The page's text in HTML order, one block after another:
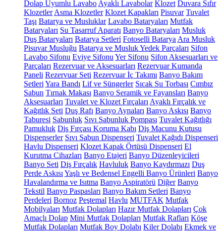
Dolap Uyumlu Lavabo Ayaklı Lavabolar Klozet Duvara Sıfır
Klozetler Asma Klozetler Klozet Kapakları Pisuvar Tuvalet
Taşı Batarya ve Musluklar Lavabo Bataryaları Mutfak
Bataryaları Su Tasarruf Aparatı Banyo Bataryaları Musluk
Duş Bataryaları Batarya Setleri Fotoselli Batarya Ara Musluk
Pisuvar Musluğu Batarya ve Musluk Yedek Parçaları Sifon
Lavabo Sifonu Eviye Sifonu Yer Sifonu Sifon Aksesuarları ve
Parçaları Rezervuar ve Aksesuarları Rezervuar Kumanda
Paneli Rezervuar Seti Rezervuar İç Takımı Banyo Bakım
Setleri Yara Bandı Lif ve Süngerler Sıcak Su Torbası Cımbız
Sabun Tırnak Makası Banyo Seramik ve Fayansları Banyo
Aksesuarları Tuvalet ve Klozet Fırçaları Ayaklı Fırçalık ve
Kağıtlık Seti Duş Rafı Banyo Aynaları Banyo Askısı Banyo
Taburesi Sabunluk Sıvı Sabunluk Pompası Tuvalet Kağıtlığı
Pamukluk Diş Fırçası Koruma Kabı Diş Macunu Kutusu
Dispenserler Sıvı Sabun Dispenseri Tuvalet Kağıdı Dispenseri
Havlu Dispenseri Klozet Kapak Örtüsü Dispenseri El
Kurutma Cihazları Banyo Etajeri Banyo Düzenleyicileri
Banyo Seti Diş Fırçalık Havluluk Banyo Kaydırmazı Duş
Perde Askısı Yaşlı ve Bedensel Engelli Banyo Ürünleri Banyo
Havalandırma ve Isıtma Banyo Aspiratörü Diğer Banyo
Tekstil Banyo Paspasları Banyo Bakım Setleri Banyo
Perdeleri Bornoz Peştemal Havlu MUTFAK Mutfak
Mobilyaları Mutfak Dolapları Hazır Mutfak Dolapları Çok
Amaçlı Dolap Mini Mutfak Dolapları Mutfak Rafları Köşe
Mutfak Dolapları Mutfak Boy Dolabı Kiler Dolabı Ekmek ve